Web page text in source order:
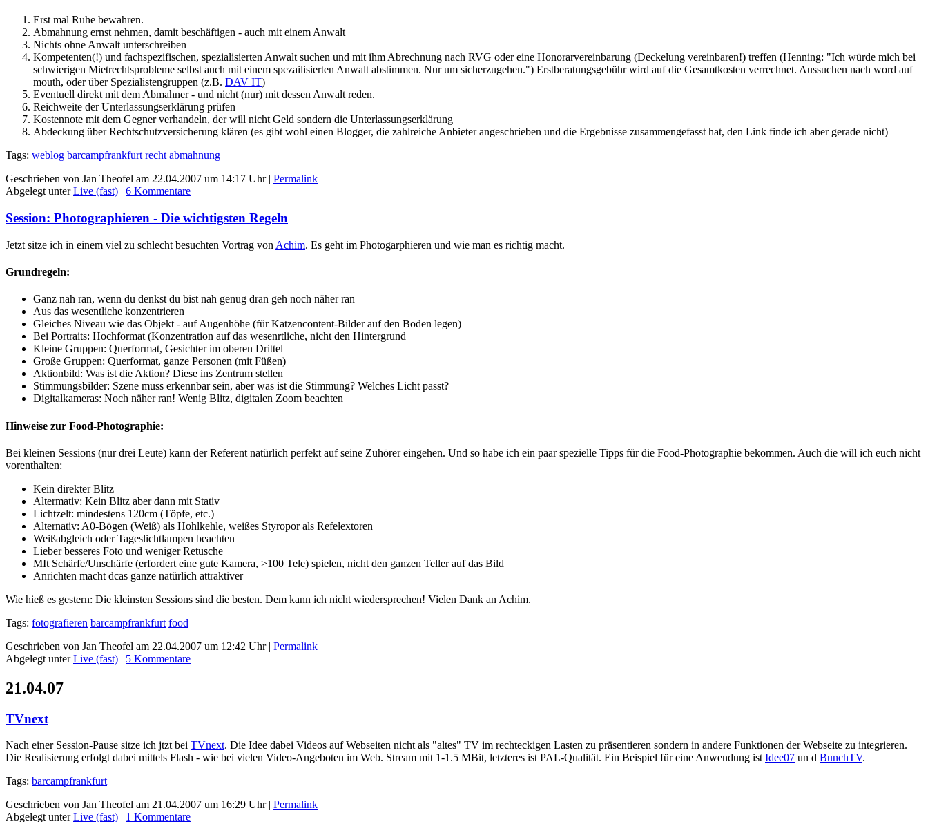
Erst mal Ruhe bewahren.
Abmahnung ernst nehmen, damit beschäftigen - auch mit einem Anwalt
Nichts ohne Anwalt unterschreiben
Kompetenten(!) und fachspezifischen, spezialisierten Anwalt suchen und mit ihm Abrechnung nach RVG oder eine Honorarvereinbarung (Deckelung vereinbaren!) treffen (Henning: "Ich würde mich bei
schwierigen Mietrechtsprobleme selbst auch mit einem spezailisierten Anwalt abstimmen. Nur um sicherzugehen.") Erstberatungsgebühr wird auf die Gesamtkosten verrechnet. Aussuchen nach word auf
mouth, oder über Spezialistengruppen (z.B. DAV IT)
Eventuell direkt mit dem Abmahner - und nicht (nur) mit dessen Anwalt reden.
Reichweite der Unterlassungserklärung prüfen
Kostennote mit dem Gegner verhandeln, der will nicht Geld sondern die Unterlassungserklärung
Abdeckung über Rechtschutzversicherung klären (es gibt wohl einen Blogger, die zahlreiche Anbieter angeschrieben und die Ergebnisse zusammengefasst hat, den Link finde ich aber gerade nicht)
Tags: weblog barcampfrankfurt recht abmahnung
Geschrieben von Jan Theofel am 22.04.2007 um 14:17 Uhr | Permalink
Abgelegt unterLive (fast) | 6 Kommentare
Session: Photographieren - Die wichtigsten Regeln
Jetzt sitze ich in einem viel zu schlecht besuchten Vortrag von Achim. Es geht im Photogarphieren und wie man es richtig macht.
Grundregeln:
Ganz nah ran, wenn du denkst du bist nah genug dran geh noch näher ran
Aus das wesentliche konzentrieren
Gleiches Niveau wie das Objekt - auf Augenhöhe (für Katzencontent-Bilder auf den Boden legen)
Bei Portraits: Hochformat (Konzentration auf das wesenrtliche, nicht den Hintergrund
Kleine Gruppen: Querformat, Gesichter im oberen Drittel
Große Gruppen: Querformat, ganze Personen (mit Füßen)
Aktionbild: Was ist die Aktion? Diese ins Zentrum stellen
Stimmungsbilder: Szene muss erkennbar sein, aber was ist die Stimmung? Welches Licht passt?
Digitalkameras: Noch näher ran! Wenig Blitz, digitalen Zoom beachten
Hinweise zur Food-Photographie:
Bei kleinen Sessions (nur drei Leute) kann der Referent natürlich perfekt auf seine Zuhörer eingehen. Und so habe ich ein paar spezielle Tipps für die Food-Photographie bekommen. Auch die will ich euch nicht
vorenthalten:
Kein direkter Blitz
Altermativ: Kein Blitz aber dann mit Stativ
Lichtzelt: mindestens 120cm (Töpfe, etc.)
Alternativ: A0-Bögen (Weiß) als Hohlkehle, weißes Styropor als Refelextoren
Weißabgleich oder Tageslichtlampen beachten
Lieber besseres Foto und weniger Retusche
MIt Schärfe/Unschärfe (erfordert eine gute Kamera, >100 Tele) spielen, nicht den ganzen Teller auf das Bild
Anrichten macht dcas ganze natürlich attraktiver
Wie hieß es gestern: Die kleinsten Sessions sind die besten. Dem kann ich nicht wiedersprechen! Vielen Dank an Achim.
Tags: fotografieren barcampfrankfurt food
Geschrieben von Jan Theofel am 22.04.2007 um 12:42 Uhr | Permalink
Abgelegt unterLive (fast) | 5 Kommentare
21.04.07
TVnext
Nach einer Session-Pause sitze ich jtzt bei TVnext. Die Idee dabei Videos auf Webseiten nicht als "altes" TV im rechteckigen Lasten zu präsentieren sondern in andere Funktionen der Webseite zu integrieren.
Die Realisierung erfolgt dabei mittels Flash - wie bei vielen Video-Angeboten im Web. Stream mit 1-1.5 MBit, letzteres ist PAL-Qualität. Ein Beispiel für eine Anwendung istIdee07 un d BunchTV.
Tags: barcampfrankfurt
Geschrieben von Jan Theofel am 21.04.2007 um 16:29 Uhr | Permalink
Abgelegt unterLive (fast) | 1 Kommentare